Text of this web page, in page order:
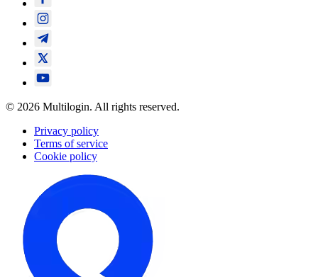
© 2026 Multilogin. All rights reserved.
Privacy policy
Terms of service
Cookie policy